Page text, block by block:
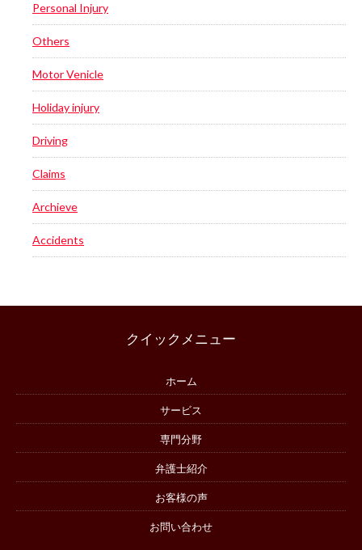
Personal Injury
Others
Motor Venicle
Holiday injury
Driving
Claims
Archieve
Accidents
クイックメニュー
ホーム
サービス
専門分野
弁護士紹介
お客様の声
お問い合わせ